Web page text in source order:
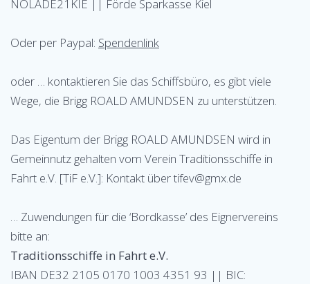
NOLADE21KIE || Förde Sparkasse Kiel
Oder per Paypal: Spendenlink
oder … kontaktieren Sie das Schiffsbüro, es gibt viele
Wege, die Brigg ROALD AMUNDSEN zu unterstützen.
Das Eigentum der Brigg ROALD AMUNDSEN wird in
Gemeinnutz gehalten vom Verein Traditionsschiffe in
Fahrt e.V. [TiF e.V.]: Kontakt über tifev@gmx.de
… Zuwendungen für die ‘Bordkasse’ des Eignervereins
bitte an:
Traditionsschiffe in Fahrt e.V.
IBAN DE32 2105 0170 1003 4351 93 || BIC: